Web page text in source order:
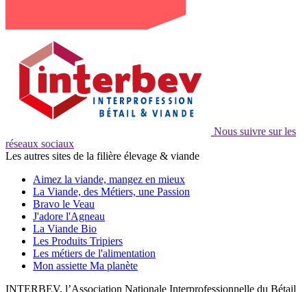
Nous suivre sur les
réseaux sociaux
Les autres sites de la filière élevage & viande
Aimez la viande, mangez en mieux
La Viande, des Métiers, une Passion
Bravo le Veau
J'adore l'Agneau
La Viande Bio
Les Produits Tripiers
Les métiers de l'alimentation
Mon assiette Ma planète
INTERBEV, l’Association Nationale Interprofessionnelle du Bétail